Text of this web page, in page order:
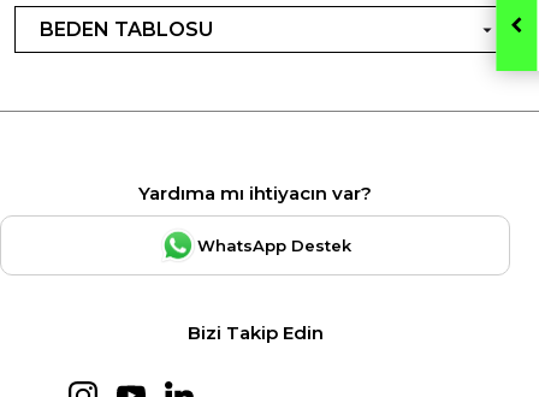
BEDEN TABLOSU
Yardıma mı ihtiyacın var?
WhatsApp Destek
Bizi Takip Edin